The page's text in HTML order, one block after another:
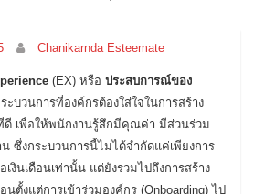
Chanikarnda Esteemate
(EX) หรือ ประสบการณ์ของ
ะบวนการที่องค์กรต้องใส่ใจในการสร้าง
ดี เพื่อให้พนักงานรู้สึกมีคุณค่า มีส่วนร่วม
ซึ่งกระบวนการนี้ไม่ได้จำกัดแค่เพียงการ
งินเดือนเท่านั้น แต่ยังรวมไปถึงการสร้าง
งแต่การเข้าร่วมองค์กร (Onboarding) ไป